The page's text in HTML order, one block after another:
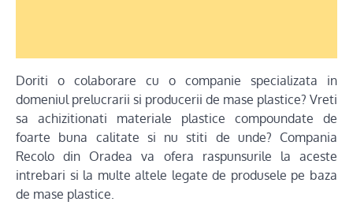
Doriti o colaborare cu o companie specializata in
domeniul prelucrarii si producerii de mase plastice? Vreti
sa achizitionati materiale plastice compoundate de
foarte buna calitate si nu stiti de unde? Compania
Recolo din Oradea va ofera raspunsurile la aceste
intrebari si la multe altele legate de produsele pe baza
de mase plastice.